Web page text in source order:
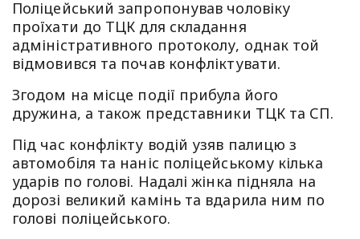
Поліцейський запропонував чоловіку
проїхати до ТЦК для складання
адміністративного протоколу, однак той
відмовився та почав конфліктувати.
Згодом на місце події прибула його
дружина, а також представники ТЦК та СП.
Під час конфлікту водій узяв палицю з
автомобіля та наніс поліцейському кілька
ударів по голові. Надалі жінка підняла на
дорозі великий камінь та вдарила ним по
голові поліцейського.